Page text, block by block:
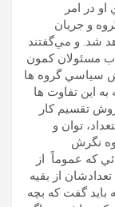
در امر
و جريان
شد. و مي‌گفتند
مسئولان كمون
سياسي گروه ها
اين تفاوت ها
تقسيم كار
توان و
نگرش
كه عموماً از
از بقيه
بايد گفت كه بچه